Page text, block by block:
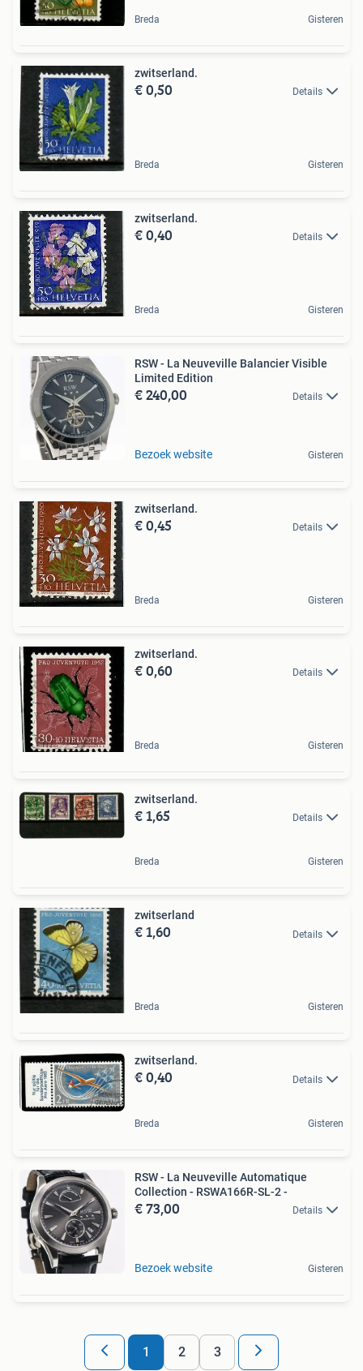
Breda Gisteren
zwitserland.
€ 0,50 Details
Breda Gisteren
zwitserland.
€ 0,40 Details
Breda Gisteren
RSW - La Neuveville Balancier Visible
Limited Edition
€ 240,00 Details
Bezoek website Gisteren
zwitserland.
€ 0,45 Details
Breda Gisteren
zwitserland.
€ 0,60 Details
Breda Gisteren
zwitserland.
€ 1,65 Details
Breda Gisteren
zwitserland
€ 1,60 Details
Breda Gisteren
zwitserland.
€ 0,40 Details
Breda Gisteren
RSW - La Neuveville Automatique
Collection - RSWA166R-SL-2 -
€ 73,00 Details
Bezoek website Gisteren
1 2 3